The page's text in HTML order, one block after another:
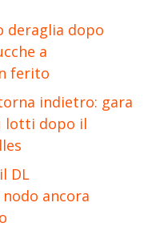
deraglia dopo
a
ferito
indietro: gara
lotti dopo il
DL
ancora